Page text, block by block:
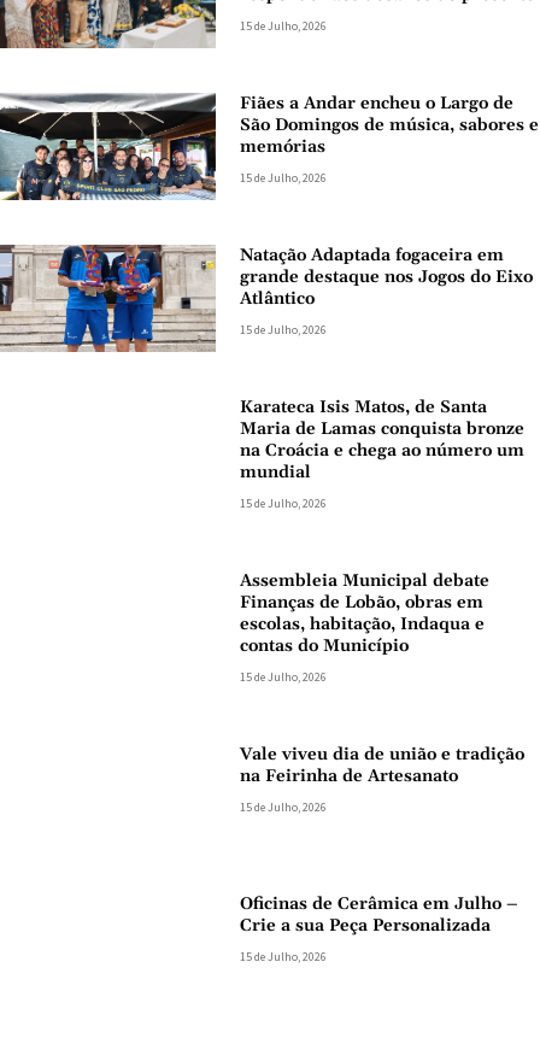
15 de Julho, 2026
Fiães a Andar encheu o Largo de
São Domingos de música, sabores e
memórias
15 de Julho, 2026
Natação Adaptada fogaceira em
grande destaque nos Jogos do Eixo
Atlântico
15 de Julho, 2026
Karateca Isis Matos, de Santa
Maria de Lamas conquista bronze
na Croácia e chega ao número um
mundial
15 de Julho, 2026
Assembleia Municipal debate
Finanças de Lobão, obras em
escolas, habitação, Indaqua e
contas do Município
15 de Julho, 2026
Vale viveu dia de união e tradição
na Feirinha de Artesanato
15 de Julho, 2026
Oficinas de Cerâmica em Julho –
Crie a sua Peça Personalizada
15 de Julho, 2026